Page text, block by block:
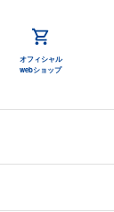
オフィシャル
webショップ